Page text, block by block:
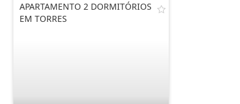
APARTAMENTO 2 DORMITÓRIOS
EM TORRES